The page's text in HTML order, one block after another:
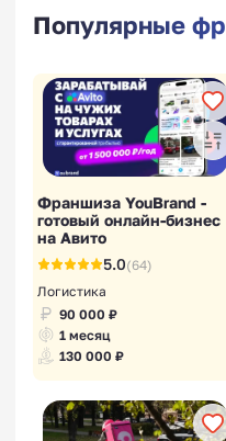
Популярные
Франшиза YouBrand -
готовый онлайн-бизнес
на Авито
5.0(64)
Логистика
90 000 ₽
1 месяц
130 000 ₽